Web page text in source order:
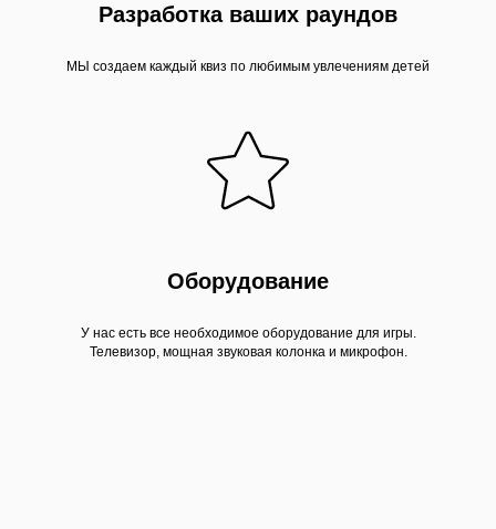
Разработка ваших раундов
МЫ создаем каждый квиз по любимым увлечениям детей
Оборудование
У нас есть все необходимое оборудование для игры.
Телевизор, мощная звуковая колонка и микрофон.